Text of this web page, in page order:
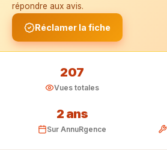
répondre aux avis.
Réclamer la fiche
207
Vues totales
2 ans
Sur AnnuRgence